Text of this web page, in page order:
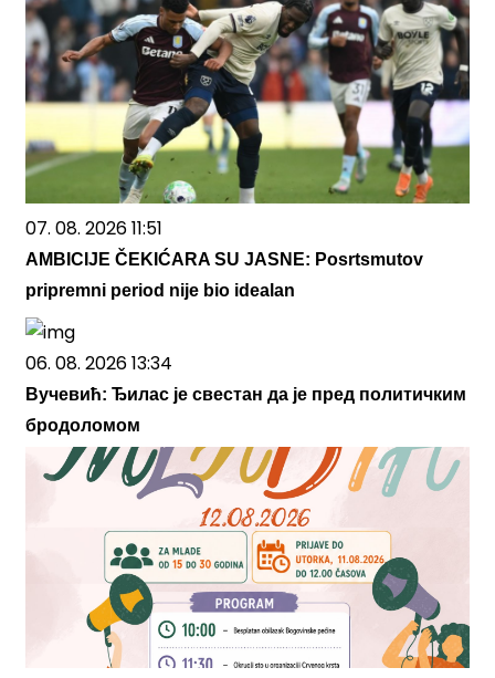
07. 08. 2026 11:51
AMBICIJE ČEKIĆARA SU JASNE: Posrtsmutov
pripremni period nije bio idealan
06. 08. 2026 13:34
Вучевић: Ђилас је свестан да је пред политичким
бродоломом